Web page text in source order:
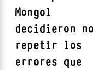
Mongol
decidieron no
repetir los
errores que